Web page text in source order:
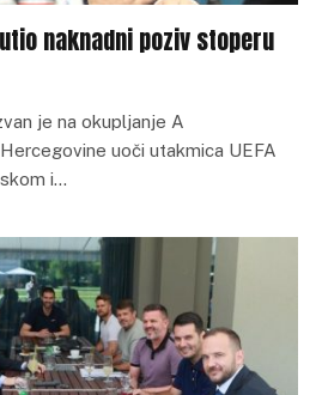
naknadni poziv stoperu
je na okupljanje A
uoči utakmica UEFA
i…